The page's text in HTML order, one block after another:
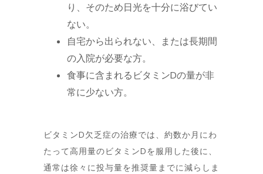
り、そのため日光を十分に浴びてい
ない。
自宅から出られない、または長期間
の入院が必要な方。
食事に含まれるビタミンDの量が非
常に少ない方。
ビタミンD欠乏症の治療では、約数か月にわ
たって高用量のビタミンDを服用した後に、
通常は徐々に投与量を推奨量までに減らしま